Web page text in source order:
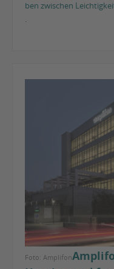
ben zwischen
.
Foto: Amplifon